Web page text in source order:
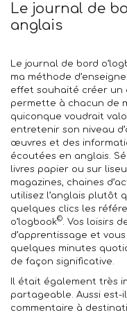
Le journal de
anglais
Le journal de bord
ma méthode
effet souhaité créer un
permette à chacun de
quiconque voudrait
entretenir son niveau
œuvres et des
écoutées en anglais.
livres papier ou sur
magazines, chaines
utilisez l’anglais plutôt
quelques clics les
o’logbook©. Vos loisirs
d’apprentissage et
quelques minutes
de façon significative.
Il était également très
partageable. Aussi est-
commentaire à